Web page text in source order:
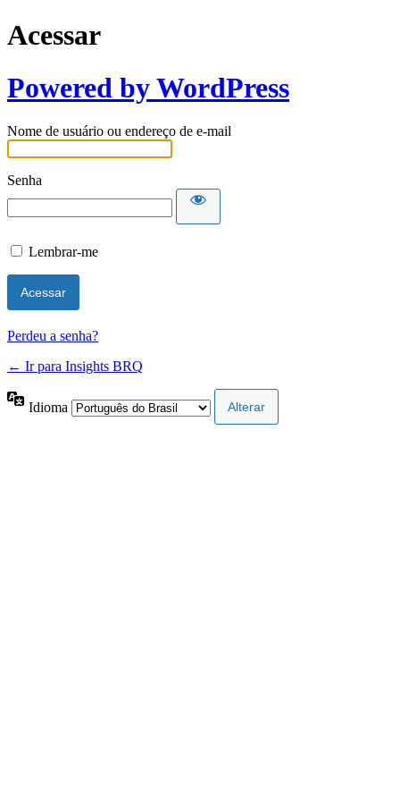
Acessar
Powered by WordPress
Nome de usuário ou endereço de e-mail
Senha
Lembrar-me
Perdeu a senha?
← Ir para Insights BRQ
Idioma